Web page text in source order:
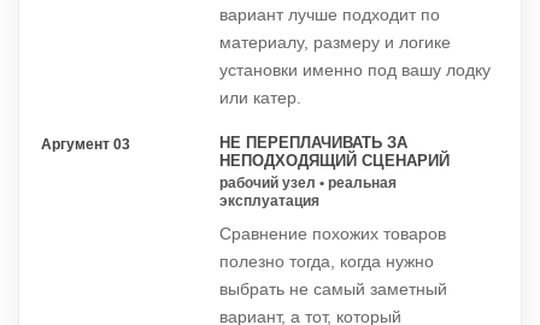
вариант лучше подходит по
материалу, размеру и логике
установки именно под вашу лодку
или катер.
Аргумент 03
НЕ ПЕРЕПЛАЧИВАТЬ ЗА
НЕПОДХОДЯЩИЙ СЦЕНАРИЙ
рабочий узел • реальная
эксплуатация
Сравнение похожих товаров
полезно тогда, когда нужно
выбрать не самый заметный
вариант, а тот, который